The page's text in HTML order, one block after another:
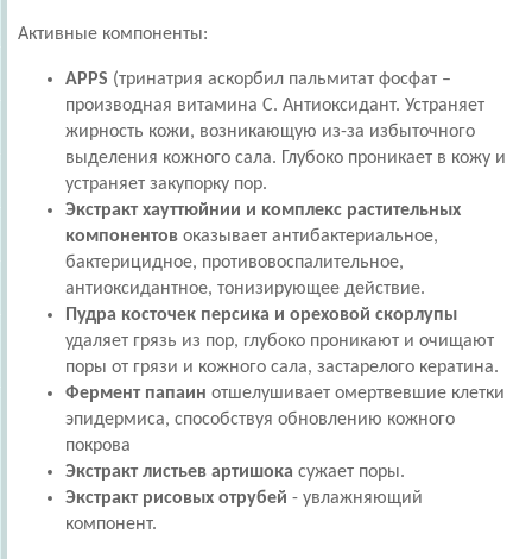
Активные компоненты:
APPS (тринатрия аскорбил пальмитат фосфат –
производная витамина С. Антиоксидант. Устраняет
жирность кожи, возникающую из-за избыточного
выделения кожного сала. Глубоко проникает в кожу и
устраняет закупорку пор.
Экстракт хауттюйнии и комплекс растительных
компонентов оказывает антибактериальное,
бактерицидное, противовоспалительное,
антиоксидантное, тонизирующее действие.
Пудра косточек персика и ореховой скорлупы
удаляет грязь из пор, глубоко проникают и очищают
поры от грязи и кожного сала, застарелого кератина.
Фермент папаин отшелушивает омертвевшие клетки
эпидермиса, способствуя обновлению кожного
покрова
Экстракт листьев артишока сужает поры.
Экстракт рисовых отрубей - увлажняющий
компонент.